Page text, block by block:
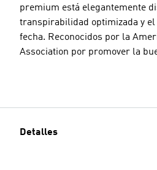
premium está elegantemente
transpirabilidad optimizada y el
fecha. Reconocidos por la
Association por promover la
Detalles